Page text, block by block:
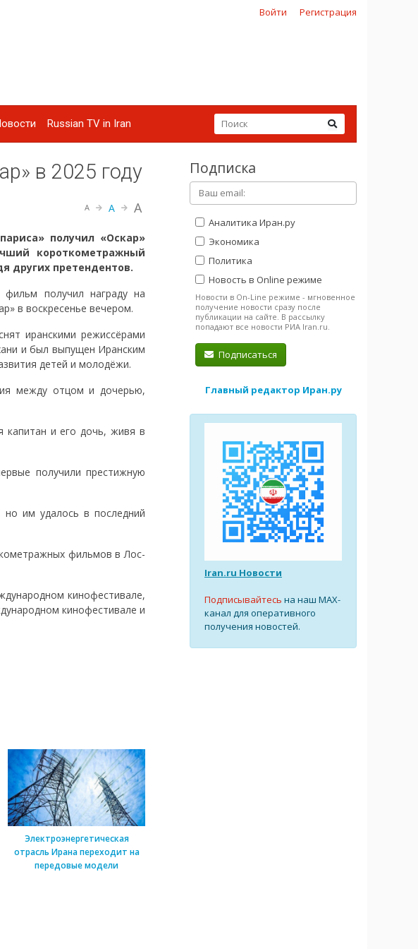
Войти Регистрация
Russian TV in Iran
в 2025 году
A A A
получил «Оскар»
короткометражный
других претендентов.
фильм получил награду на
в воскресенье вечером.
иранскими режиссёрами
и был выпущен Иранским
детей и молодёжи.
между отцом и дочерью,
капитан и его дочь, живя в
получили престижную
но им удалось в последний
фильмов в Лос-
кинофестивале,
кинофестивале и
Электроэнергетическая
отрасль Ирана переходит на
передовые модели
Подписка
Аналитика Иран.ру
Экономика
Политика
Новость в Online режиме
Новости в On-Line режиме - мгновенное
получение новости сразу после
публикации на сайте. В рассылку
попадают все новости РИА Iran.ru.
Подписаться
Главный редактор Иран.ру
Iran.ru Новости
Подписывайтесь на наш MAX-
канал для оперативного
получения новостей.